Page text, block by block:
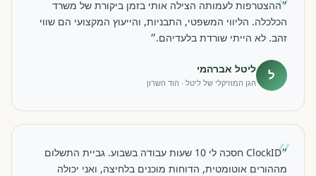
״ההצטרפות לעמותה הצילה אותי בזמן ביקורת של משרד
הכלכלה. הליווי המשפטי, התבניות, והייעוץ המקצועי הם שווי
זהב. לא הייתי שורדת בלעדיהם.״
ל ליטל אברהמי
הגן המוזיקלי של ליטל · הוד השרון
״
״ClockID חסכה לי 10 שעות עבודה בשבוע. גביית התשלום
מההורים אוטומטית, הדוחות מוכנים בלחיצה, ואני יכולה